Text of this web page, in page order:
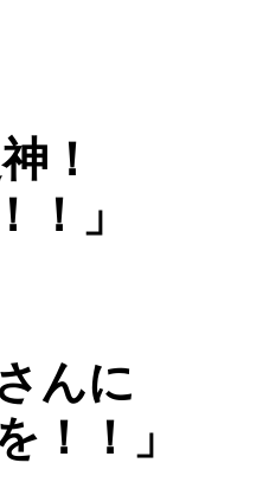
！
！」
んに
！！」